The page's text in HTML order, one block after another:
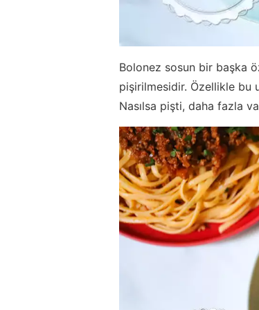
Bolonez sosun bir başka
pişirilmesidir. Özellikle bu
Nasılsa pişti, daha fazla